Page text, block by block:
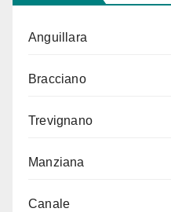
Anguillara
Bracciano
Trevignano
Manziana
Canale